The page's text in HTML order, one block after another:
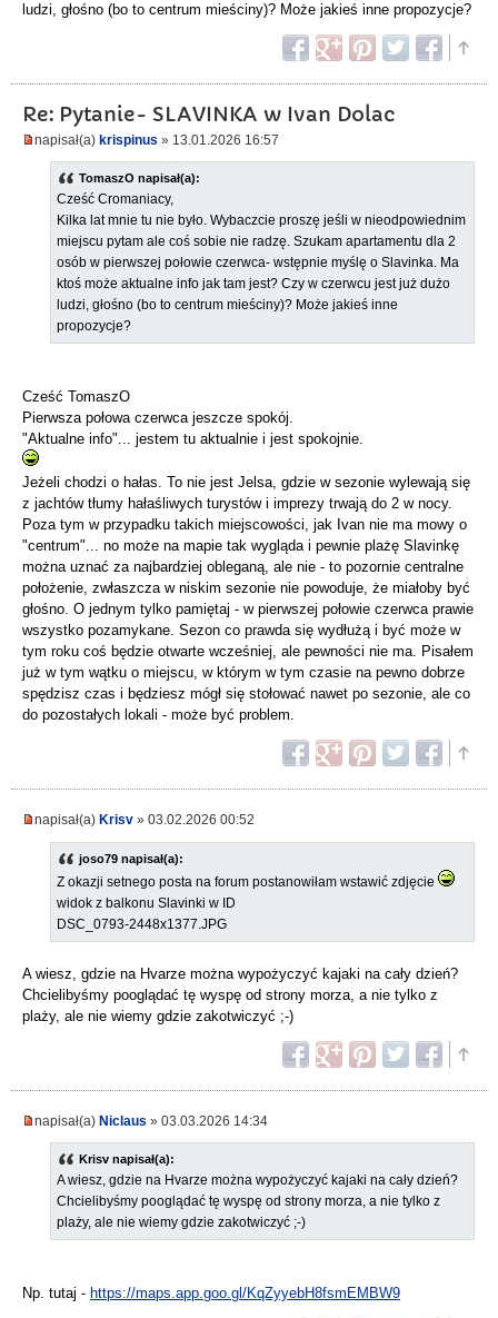
ludzi, głośno (bo to centrum mieściny)? Może jakieś inne propozycje?
Re: Pytanie- SLAVINKA w Ivan Dolac
napisał(a) krispinus » 13.01.2026 16:57
TomaszO napisał(a):
Cześć Cromaniacy,
Kilka lat mnie tu nie było. Wybaczcie proszę jeśli w nieodpowiednim
miejscu pytam ale coś sobie nie radzę. Szukam apartamentu dla 2
osób w pierwszej połowie czerwca- wstępnie myślę o Slavinka. Ma
ktoś może aktualne info jak tam jest? Czy w czerwcu jest już dużo
ludzi, głośno (bo to centrum mieściny)? Może jakieś inne
propozycje?
Cześć TomaszO
Pierwsza połowa czerwca jeszcze spokój.
"Aktualne info"... jestem tu aktualnie i jest spokojnie.
Jeżeli chodzi o hałas. To nie jest Jelsa, gdzie w sezonie wylewają się
z jachtów tłumy hałaśliwych turystów i imprezy trwają do 2 w nocy.
Poza tym w przypadku takich miejscowości, jak Ivan nie ma mowy o
"centrum"... no może na mapie tak wygląda i pewnie plażę Slavinkę
można uznać za najbardziej obleganą, ale nie - to pozornie centralne
położenie, zwłaszcza w niskim sezonie nie powoduje, że miałoby być
głośno. O jednym tylko pamiętaj - w pierwszej połowie czerwca prawie
wszystko pozamykane. Sezon co prawda się wydłużą i być może w
tym roku coś będzie otwarte wcześniej, ale pewności nie ma. Pisałem
już w tym wątku o miejscu, w którym w tym czasie na pewno dobrze
spędzisz czas i będziesz mógł się stołować nawet po sezonie, ale co
do pozostałych lokali - może być problem.
napisał(a) Krisv » 03.02.2026 00:52
joso79 napisał(a):
Z okazji setnego posta na forum postanowiłam wstawić zdjęcie
widok z balkonu Slavinki w ID
DSC_0793-2448x1377.JPG
A wiesz, gdzie na Hvarze można wypożyczyć kajaki na cały dzień?
Chcielibyśmy pooglądać tę wyspę od strony morza, a nie tylko z
plaży, ale nie wiemy gdzie zakotwiczyć ;-)
napisał(a) Niclaus » 03.03.2026 14:34
Krisv napisał(a):
A wiesz, gdzie na Hvarze można wypożyczyć kajaki na cały dzień?
Chcielibyśmy pooglądać tę wyspę od strony morza, a nie tylko z
plaży, ale nie wiemy gdzie zakotwiczyć ;-)
Np. tutaj - https://maps.app.goo.gl/KqZyyebH8fsmEMBW9